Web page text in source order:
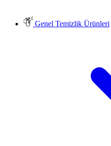
Genel Temizlik Ürünleri